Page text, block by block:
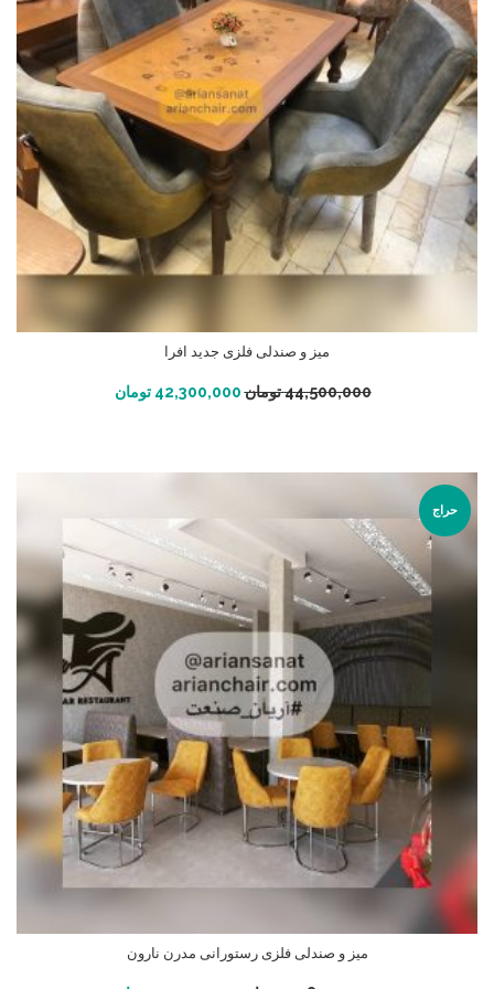
میز و صندلی فلزی جدید افرا
44,500,000تومان 42,300,000 تومان افزودن به سبد خرید
حراج
میز و صندلی فلزی رستورانی مدرن نارون